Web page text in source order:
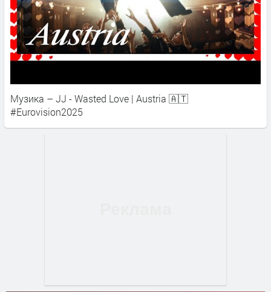
Музика – JJ - Wasted Love | Austria 🇦🇹
#Eurovision2025